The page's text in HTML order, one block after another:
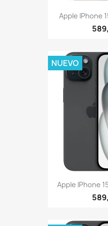
Apple IPhone
Apple IPhone
NUEVO